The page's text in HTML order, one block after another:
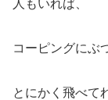
人もいれば、
コーピングにぶ
とにかく飛べて